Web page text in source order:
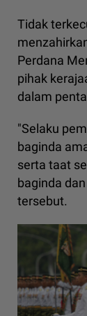
Tidak
Perdana
pihak
dalam
"Selaku
baginda
serta taat
baginda
tersebut.